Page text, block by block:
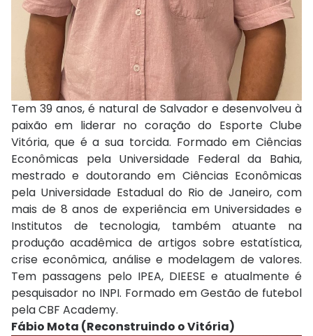
Tem 39 anos, é natural de Salvador e desenvolveu à
paixão em liderar no coração do Esporte Clube
Vitória, que é a sua torcida. Formado em Ciências
Econômicas pela Universidade Federal da Bahia,
mestrado e doutorando em Ciências Econômicas
pela Universidade Estadual do Rio de Janeiro, com
mais de 8 anos de experiência em Universidades e
Institutos de tecnologia, também atuante na
produção acadêmica de artigos sobre estatística,
crise econômica, análise e modelagem de valores.
Tem passagens pelo IPEA, DIEESE e atualmente é
pesquisador no INPI. Formado em Gestão de futebol
pela CBF Academy.
Fábio Mota (Reconstruindo o Vitória)